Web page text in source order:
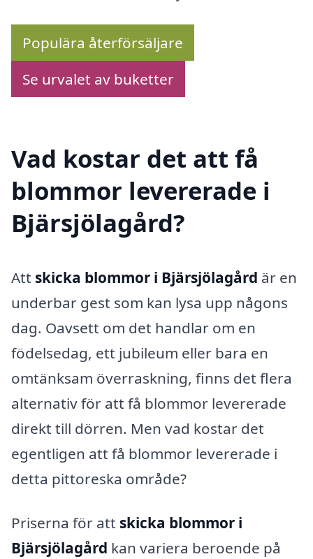
Populära återförsäljare
Se urvalet av buketter
Vad kostar det att få
blommor levererade i
Bjärsjölagård?
Att skicka blommor i Bjärsjölagård är en
underbar gest som kan lysa upp någons
dag. Oavsett om det handlar om en
födelsedag, ett jubileum eller bara en
omtänksam överraskning, finns det flera
alternativ för att få blommor levererade
direkt till dörren. Men vad kostar det
egentligen att få blommor levererade i
detta pittoreska område?
Priserna för att skicka blommor i
Bjärsjölagård kan variera beroende på